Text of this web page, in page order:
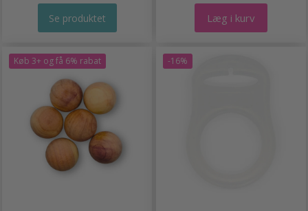
Se produktet Læg i kurv
Køb 3+ og få 6% rabat -16%